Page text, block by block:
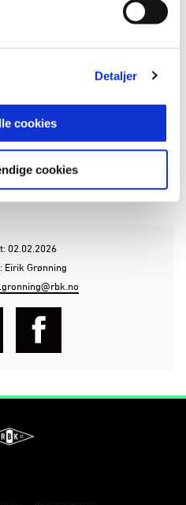
Detaljer
cookies
cookies
har avspark klokken
vises på VG+ Sport.
ELITESERIEN:
02.02.2026
Eirik Grønning